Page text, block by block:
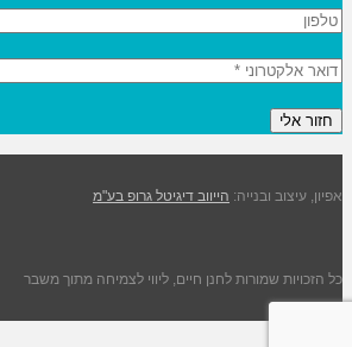
אפיון, עיצוב ובנייה: הייווב דיגיטל גרופ בע"מ
כל הזכויות שמורות לחנן חיים, ליווי לצמיחה מתוך משבר